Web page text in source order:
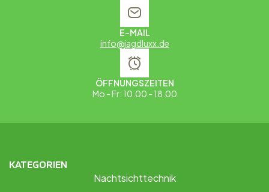
E-MAIL
info@jagdluxx.de
ÖFFNUNGSZEITEN
Mo - Fr: 10.00 - 18.00
KATEGORIEN
Nachtsichttechnik